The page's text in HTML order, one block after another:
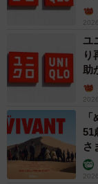
の
ユ
り
助
51
さ